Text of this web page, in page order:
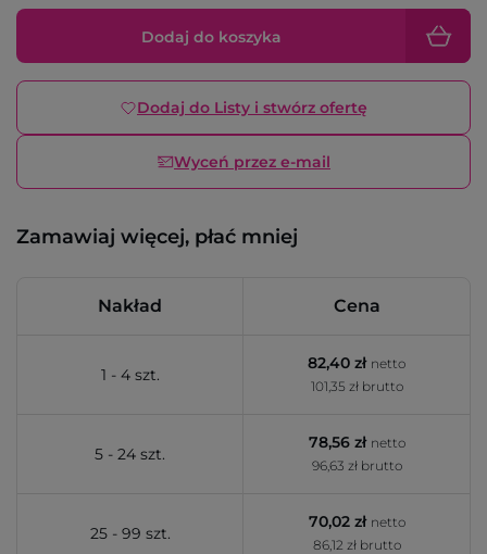
Dodaj do koszyka
Dodaj do Listy i stwórz ofertę
Wyceń przez e-mail
Zamawiaj więcej, płać mniej
Nakład Cena
1 - 4 szt.
82,40 zł netto
101,35 zł brutto
5 - 24 szt.
78,56 zł netto
96,63 zł brutto
25 - 99 szt.
70,02 zł netto
86,12 zł brutto